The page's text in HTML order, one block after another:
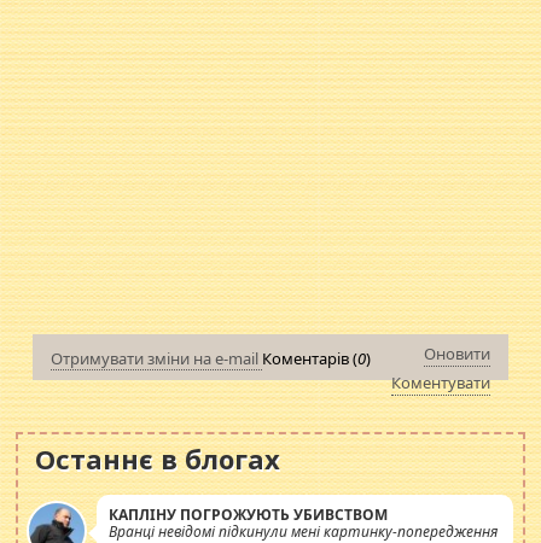
Отримувати зміни на e-mail Коментарів (0)
Оновити
Коментувати
Останнє в блогах
КАПЛІНУ ПОГРОЖУЮТЬ УБИВСТВОМ
Вранці невідомі підкинули мені картинку-попередження